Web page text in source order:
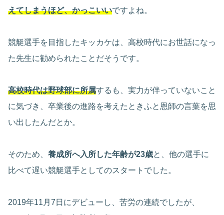
えてしまうほど、かっこいいですよね。
競艇選手を目指したキッカケは、高校時代にお世話になっ
た先生に勧められたことだそうです。
高校時代は野球部に所属するも、実力が伴っていないこと
に気づき、卒業後の進路を考えたときふと恩師の言葉を思
い出したんだとか。
そのため、 養成所へ入所した年齢が23歳と、他の選手に
比べて遅い競艇選手としてのスタートでした。
2019年11月7日にデビューし、苦労の連続でしたが、